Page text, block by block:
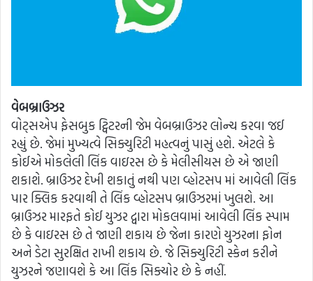
વેબબ્રાઉઝર
વોટ્સએપ ફેસબુક ટ્વિટરની જેમ વેબબ્રાઉઝર લોન્ચ કરવા જઈ
રહ્યું છે. જેમાં મુખ્યત્વે સિક્યુરિટી મહત્વનું પાસું હશે. એટલે કે
કોઈએ મોકલેલી લિંક વાઇરસ છે કે મેલીસીયસ છે એ જાણી
શકાશે. બ્રાઉઝર દેખી શકાતું નથી પણ વ્હોટસપ માં આવેલી લિંક
પાર ક્લિક કરવાથી તે લિંક વ્હોટસપ બ્રાઉઝરમાં ખુલશે. આ
બ્રાઉઝર મારફતે કોઈ યુઝર દ્વારા મોકલવામાં આવેલી લિંક સ્પામ
છે કે વાઇરસ છે તે જાણી શકાય છે જેના કારણે યુઝરના ફોન
અને ડેટા સુરક્ષિત રાખી શકાય છે. જે સિક્યુરિટી સ્કેન કરીને
યુઝરને જણાવશે કે આ લિંક સિક્યોર છે કે નહીં.